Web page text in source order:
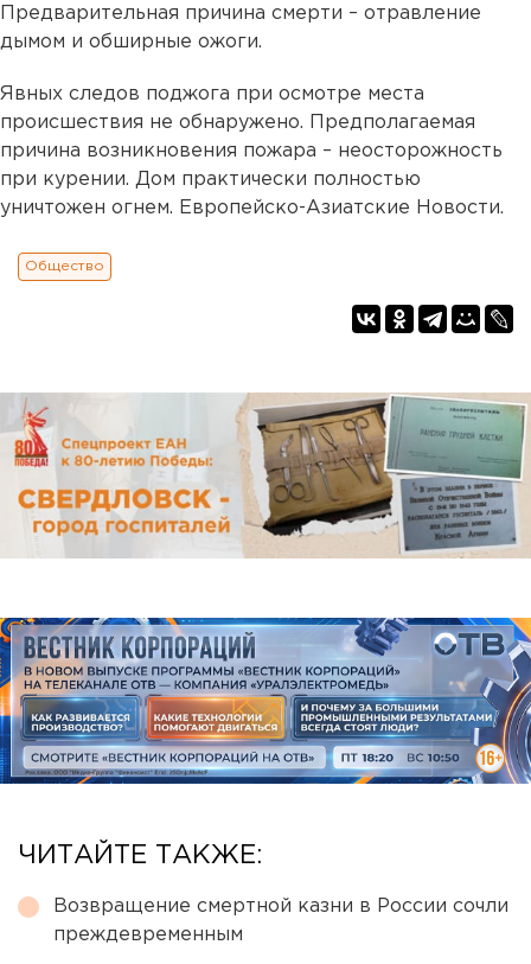
Предварительная причина смерти – отравление
дымом и обширные ожоги.
Явных следов поджога при осмотре места
происшествия не обнаружено. Предполагаемая
причина возникновения пожара – неосторожность
при курении. Дом практически полностью
уничтожен огнем. Европейско-Азиатские Новости.
Общество
ЧИТАЙТЕ ТАКЖЕ:
Возвращение смертной казни в России сочли
преждевременным